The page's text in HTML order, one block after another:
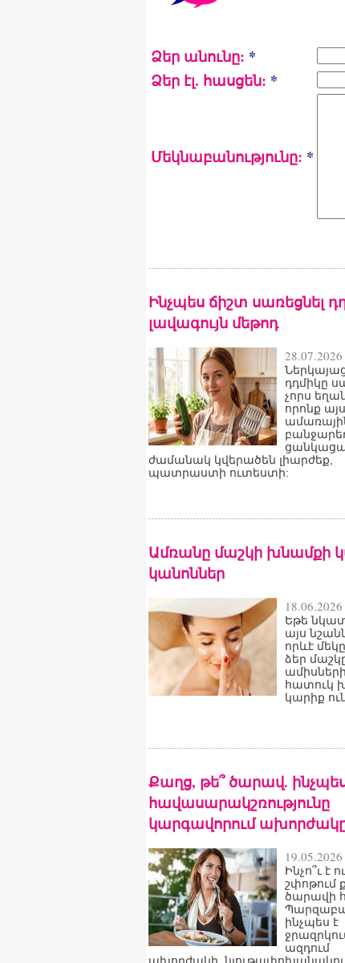
Ձեր անունը: *
Ձեր էլ. հասցեն: *
Մեկնաբանությունը: *
Ինչպես ճիշտ սառեցնել
լավագույն մեթոդ
28.07.2026
դդմիկը
չորս
որոնք այս
ժամանակ կվերածեն լիարժեք,
պատրաստի ուտեստի:
Ամռանը մաշկի խնամքի
կանոններ
18.06.2026
Եթե
այս
որևէ
ձեր
հատուկ
կարիք
Քաղց, թե՞ ծարավ.
հավասարակշռությունը
կարգավորում
19.05.2026
Ինչո՞ւ է
շփոթում
ծարավի
ինչպես է
ազդում